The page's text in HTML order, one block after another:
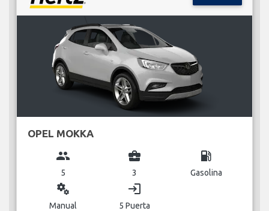
OPEL MOKKA
group
5
business_center
3
local_gas_station
Gasolina
miscellaneous_services
Manual
login
5 Puerta